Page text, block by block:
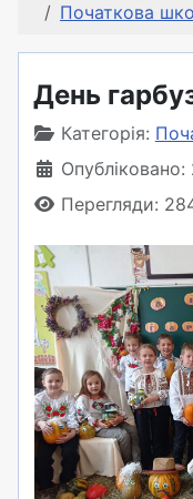
Початкова
День
Категорія:
Перегляди: